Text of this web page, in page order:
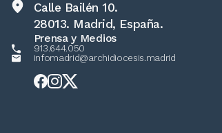
Calle Bailén 10.
28013. Madrid, España.
Prensa y Medios
913.644.050
infomadrid@archidiocesis.madrid